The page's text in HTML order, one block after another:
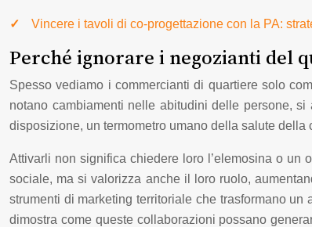
Vincere i tavoli di co-progettazione con la PA:
Perché ignorare i negozianti del
Spesso vediamo i commercianti di quartiere solo
notano cambiamenti nelle abitudini delle persone,
disposizione, un termometro umano della salute
Attivarli non significa chiedere loro l’elemosina o un
sociale, ma si valorizza anche il loro ruolo,
strumenti di marketing territoriale che trasformano
dimostra come queste collaborazioni possano